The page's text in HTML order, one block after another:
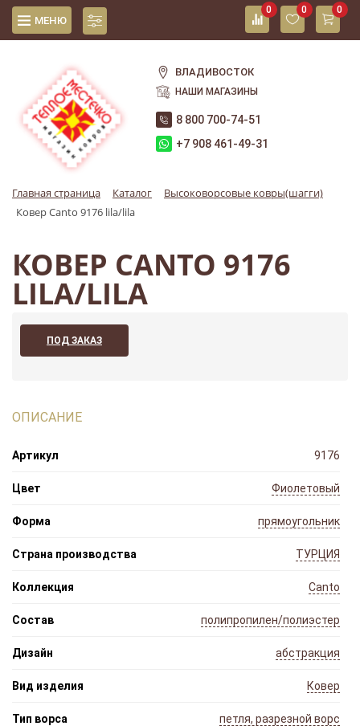
МЕНЮ
0 0 0
ВЛАДИВОСТОК
НАШИ МАГАЗИНЫ
8 800 700-74-51
+7 908 461-49-31
Главная страница Каталог
Высоковорсовые ковры(шагги)
Ковер Canto 9176 lila/lila
КОВЕР CANTO 9176
LILA/LILA
ПОД ЗАКАЗ
ОПИСАНИЕ
Артикул 9176
Цвет Фиолетовый
Форма прямоугольник
Страна производства ТУРЦИЯ
Коллекция Canto
Состав полипропилен/полиэстер
Дизайн абстракция
Вид изделия Ковер
Тип ворса петля, разрезной ворс